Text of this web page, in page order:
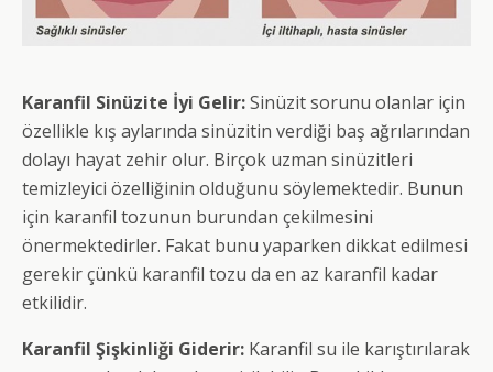
Karanfil Sinüzite İyi Gelir:Sinüzit sorunu olanlar için
özellikle kış aylarında sinüzitin verdiği baş ağrılarından
dolayı hayat zehir olur. Birçok uzman sinüzitleri
temizleyici özelliğinin olduğunu söylemektedir. Bunun
için karanfil tozunun burundan çekilmesini
önermektedirler. Fakat bunu yaparken dikkat edilmesi
gerekir çünkü karanfil tozu da en az karanfil kadar
etkilidir.
Karanfil Şişkinliği Giderir: Karanfil su ile karıştırılarak